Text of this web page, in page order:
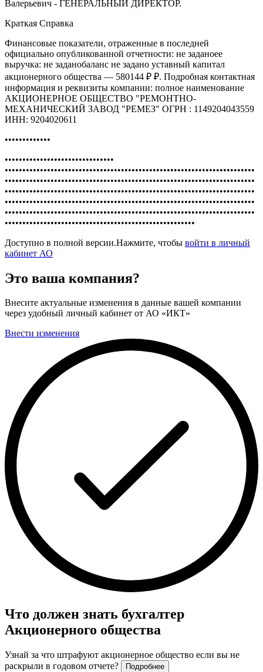
Валерьевич - ГЕНЕРАЛЬНЫЙ ДИРЕКТОР.
Краткая Справка
Финансовые показатели, отраженные в последней
официально опубликованной отчетности: не заданоее
выручка: не заданобаланс не задано уставный капитал
акционерного общества — 580144 ₽ ₽. Подробная контактная
информация и реквизиты компании: полное наименование
АКЦИОНЕРНОЕ ОБЩЕСТВО "РЕМОНТНО-
МЕХАНИЧЕСКИЙ ЗАВОД "РЕМЕЗ" ОГРН : 1149204043559
ИНН: 9204020611
•••••••••••••
•••••••••••••••••••••••••••••••
•••••••••••••••••••••••••••••••••••••••••••••••••••••••••••••••••••••••
•••••••••••••••••••••••••••••••••••••••••••••••••••••••••••••••••••••••
•••••••••••••••••••••••••••••••••••••••••••••••••••••••••••••••••••••••
•••••••••••••••••••••••••••••••••••••••••••••••••••••••••••••••••••••••
•••••••••••••••••••••••••••••••••••••••••••••••••••••••••••••••••••••••
••••••••••••••••••••••••••••••••••••••••••••••••••••••
Доступно в полной версии.Нажмите, чтобы войти в личный
кабинет АО
Это ваша компания?
Внесите актуальные изменения в данные вашей компании
через удобный личный кабинет от АО «ИКТ»
Внести изменения
Что должен знать бухгалтер
Акционерного общества
Узнай за что штрафуют акционерное общество если вы не
раскрыли в годовом отчете?
Подробнее